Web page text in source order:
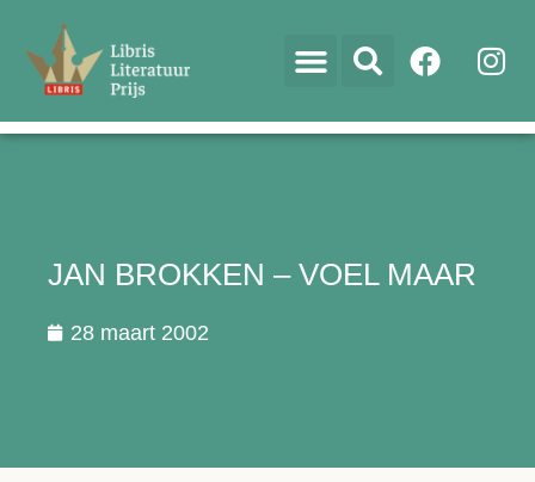
JAN BROKKEN – VOEL MAAR
28 maart 2002